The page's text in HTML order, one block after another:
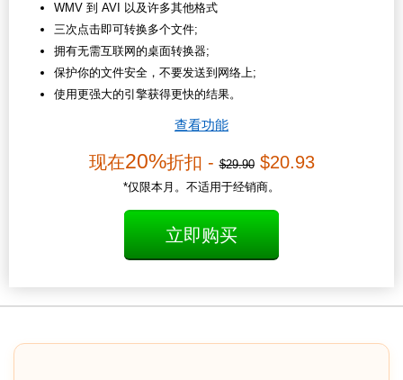
WMV 到 AVI 以及许多其他格式
三次点击即可转换多个文件;
拥有无需互联网的桌面转换器;
保护你的文件安全，不要发送到网络上;
使用更强大的引擎获得更快的结果。
查看功能
现在20%折扣 -$29.90$20.93
*仅限本月。不适用于经销商。
立即购买